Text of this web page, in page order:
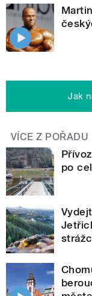
Jak
VÍCE Z POŘADU
po